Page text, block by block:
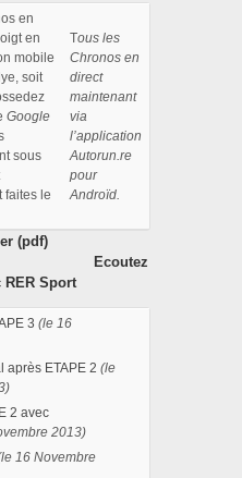
en
en
mobile
soit
Google
sous
faites le
Tous les
Chronos en
direct
maintenant
via
l’application
Autorun.re
pour
Androïd.
(pdf)
Ecoutez
RER Sport
3 (le 16
après ETAPE 2 (le
)
2 avec
2013)
16 Novembre